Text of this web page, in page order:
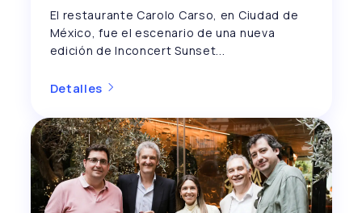
El restaurante Carolo Carso, en Ciudad de
México, fue el escenario de una nueva
edición de Inconcert Sunset...
Detalles